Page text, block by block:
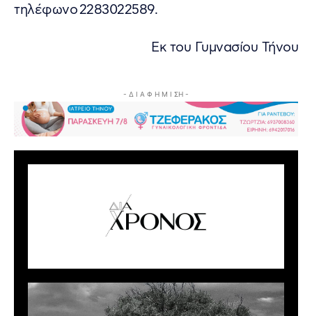
τηλέφωνο 2283022589.
Εκ του Γυμνασίου Τήνου
- Δ Ι Α Φ Η Μ Ι ΣΗ -